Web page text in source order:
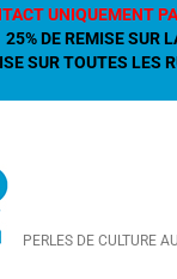
UNIQUEMENT
25% DE REMISE SUR
SUR TOUTES LES
PERLES DE CULTURE